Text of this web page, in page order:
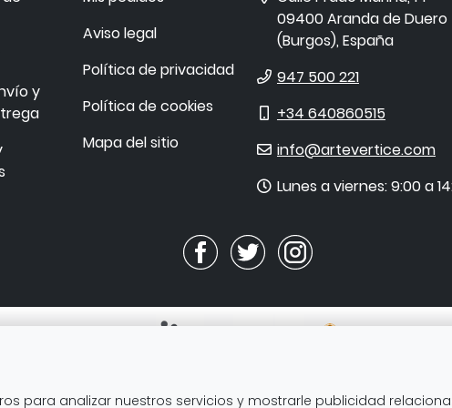
y
Aviso legal
Política de privacidad
Política de cookies
Mapa del sitio
09400Aranda de Duero
(Burgos), España
Teléfono
947 500 221
Móvil
+34 640860515
E-
info@artevertice.com
Horario
Lunes a viernes: 9:00 a
para analizar nuestros servicios y mostrarle publicidad